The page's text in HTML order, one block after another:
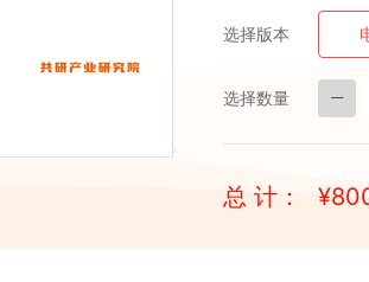
选择版本
选择数量
总 计： ¥